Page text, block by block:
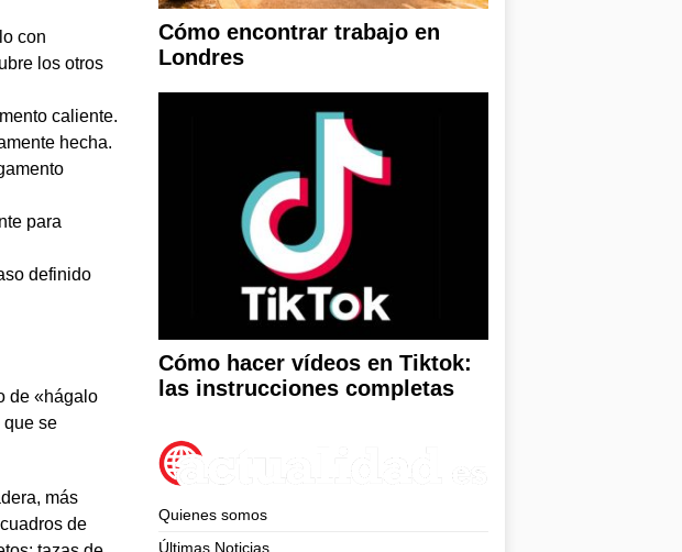
con
los otros
caliente.
hecha.
para
definido
de «hágalo
que se
más
de
Cómo encontrar trabajo en
Londres
Cómo hacer vídeos en Tiktok:
las instrucciones completas
Quienes somos
Últimas Noticias